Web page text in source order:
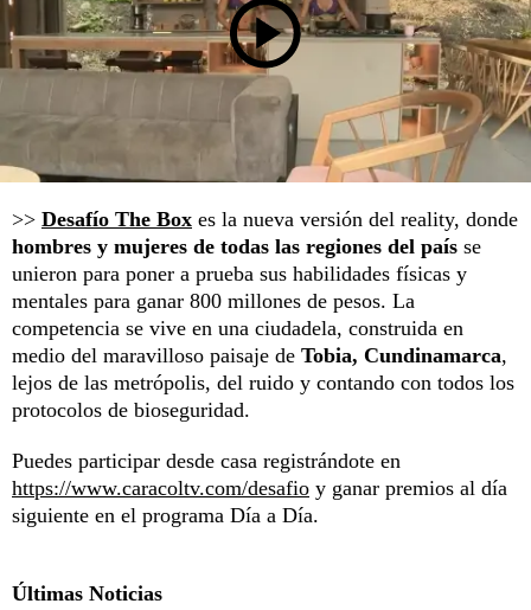
>> Desafío The Box es la nueva versión del reality, donde
hombres y mujeres de todas las regiones del país se
unieron para poner a prueba sus habilidades físicas y
mentales para ganar 800 millones de pesos. La
competencia se vive en una ciudadela, construida en
medio del maravilloso paisaje de Tobia, Cundinamarca,
lejos de las metrópolis, del ruido y contando con todos los
protocolos de bioseguridad.
Puedes participar desde casa registrándote en
https://www.caracoltv.com/desafio y ganar premios al día
siguiente en el programa Día a Día.
Últimas Noticias